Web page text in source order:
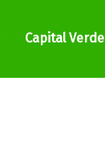
Capital Verde